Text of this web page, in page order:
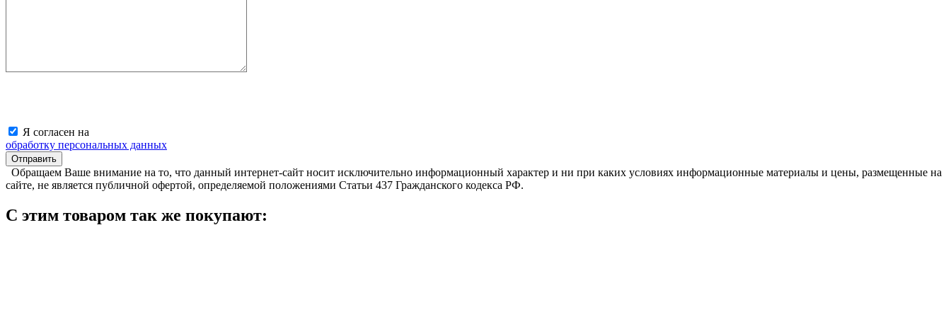
Я согласен на
обработку персональных данных
Обращаем Ваше внимание на то, что данный интернет-сайт носит исключительно информационный характер и ни при каких условиях информационные материалы и цены, размещенные на
сайте, не является публичной офертой, определяемой положениями Статьи 437 Гражданского кодекса РФ.
С этим товаром так же покупают: